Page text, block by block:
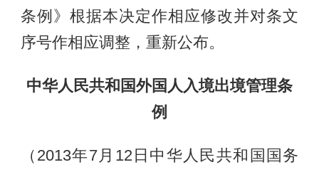
条例》根据本决定作相应修改并对条文
序号作相应调整，重新公布。
中华人民共和国外国人入境出境管理条
例
（2013年7月12日中华人民共和国国务